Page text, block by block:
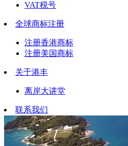
VAT税号
全球商标注册
注册香港商标
注册美国商标
关于港丰
离岸大讲堂
联系我们